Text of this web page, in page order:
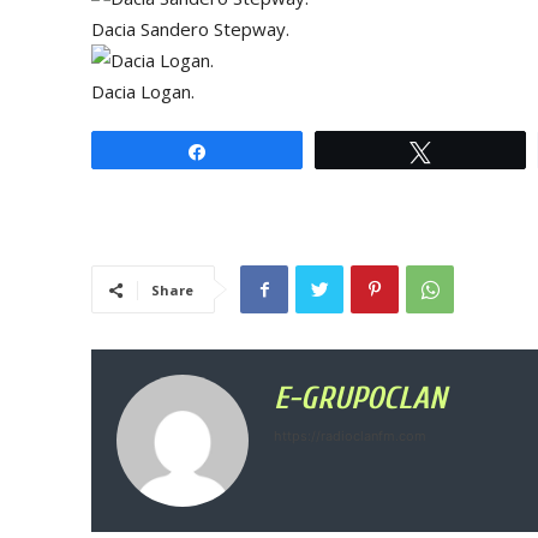
Dacia Sandero Stepway.
Dacia Logan.
Share
E-GRUPOCLAN